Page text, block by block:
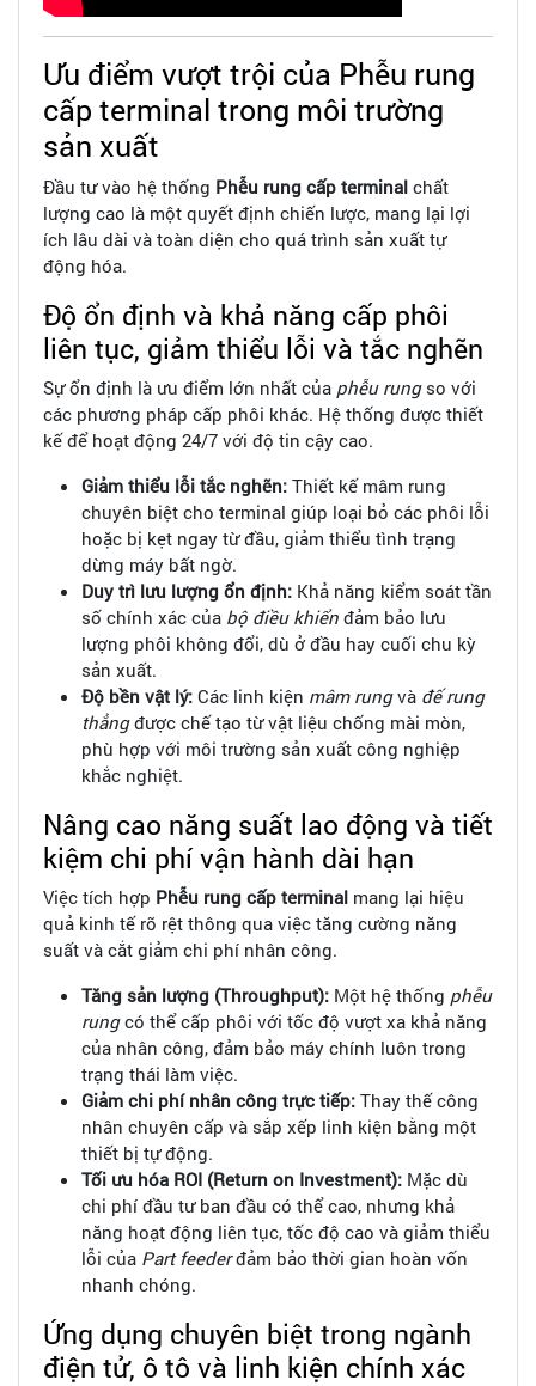
Ưu điểm vượt trội của Phễu rung
cấp terminal trong môi trường
sản xuất
Đầu tư vào hệ thống Phễu rung cấp terminal chất
lượng cao là một quyết định chiến lược, mang lại lợi
ích lâu dài và toàn diện cho quá trình sản xuất tự
động hóa.
Độ ổn định và khả năng cấp phôi
liên tục, giảm thiểu lỗi và tắc nghẽn
Sự ổn định là ưu điểm lớn nhất của phễu rungso với
các phương pháp cấp phôi khác. Hệ thống được thiết
kế để hoạt động 24/7 với độ tin cậy cao.
Giảm thiểu lỗi tắc nghẽn: Thiết kế mâm rung
chuyên biệt cho terminal giúp loại bỏ các phôi lỗi
hoặc bị kẹt ngay từ đầu, giảm thiểu tình trạng
dừng máy bất ngờ.
Duy trì lưu lượng ổn định: Khả năng kiểm soát tần
số chính xác của bộ điều khiển đảm bảo lưu
lượng phôi không đổi, dù ở đầu hay cuối chu kỳ
sản xuất.
Độ bền vật lý: Các linh kiện mâm rungvà đế rung
thẳngđược chế tạo từ vật liệu chống mài mòn,
phù hợp với môi trường sản xuất công nghiệp
khắc nghiệt.
Nâng cao năng suất lao động và tiết
kiệm chi phí vận hành dài hạn
Việc tích hợp Phễu rung cấp terminal mang lại hiệu
quả kinh tế rõ rệt thông qua việc tăng cường năng
suất và cắt giảm chi phí nhân công.
Tăng sản lượng (Throughput): Một hệ thống phễu
rungcó thể cấp phôi với tốc độ vượt xa khả năng
của nhân công, đảm bảo máy chính luôn trong
trạng thái làm việc.
Giảm chi phí nhân công trực tiếp: Thay thế công
nhân chuyên cấp và sắp xếp linh kiện bằng một
thiết bị tự động.
Tối ưu hóa ROI (Return on Investment): Mặc dù
chi phí đầu tư ban đầu có thể cao, nhưng khả
năng hoạt động liên tục, tốc độ cao và giảm thiểu
lỗi của Part feederđảm bảo thời gian hoàn vốn
nhanh chóng.
Ứng dụng chuyên biệt trong ngành
điện tử, ô tô và linh kiện chính xác